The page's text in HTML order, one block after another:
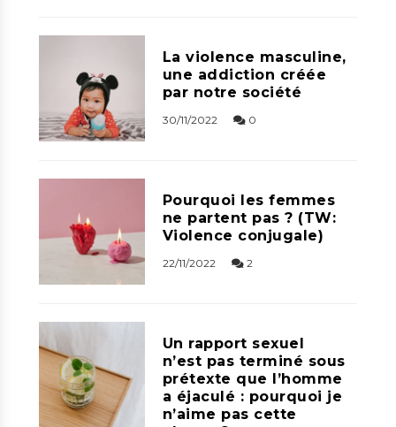
La violence masculine,
une addiction créée
par notre société
30/11/2022 0
Pourquoi les femmes
ne partent pas ? (TW:
Violence conjugale)
22/11/2022 2
Un rapport sexuel
n’est pas terminé sous
prétexte que l’homme
a éjaculé : pourquoi je
n’aime pas cette